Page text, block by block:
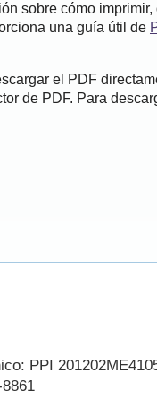
sobre cómo
una guía útil de
el PDF
de PDF. Para
PPI